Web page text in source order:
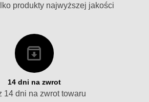
produkty najwyższej jakości
14 dni na zwrot
14 dni na zwrot towaru